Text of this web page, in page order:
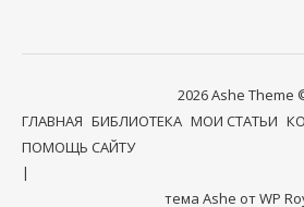
2026 Ashe Theme
ГЛАВНАЯ БИБЛИОТЕКА МОИ СТАТЬИ
ПОМОЩЬ САЙТУ
тема Ashe отWP